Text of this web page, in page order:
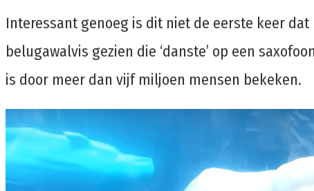
Interessant genoeg is dit niet de eerste keer
belugawalvis gezien die ‘danste’ op een
is door meer dan vijf miljoen mensen bekeken.